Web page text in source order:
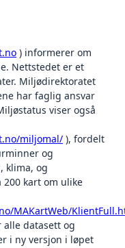
) informerer om
Nettstedet er et
Miljødirektoratet
har faglig ansvar
viser også
miljomal/ ), fordelt
og
klima, og
kart om ulike
MAKartWeb/
datasett og
i ny versjon i løpet